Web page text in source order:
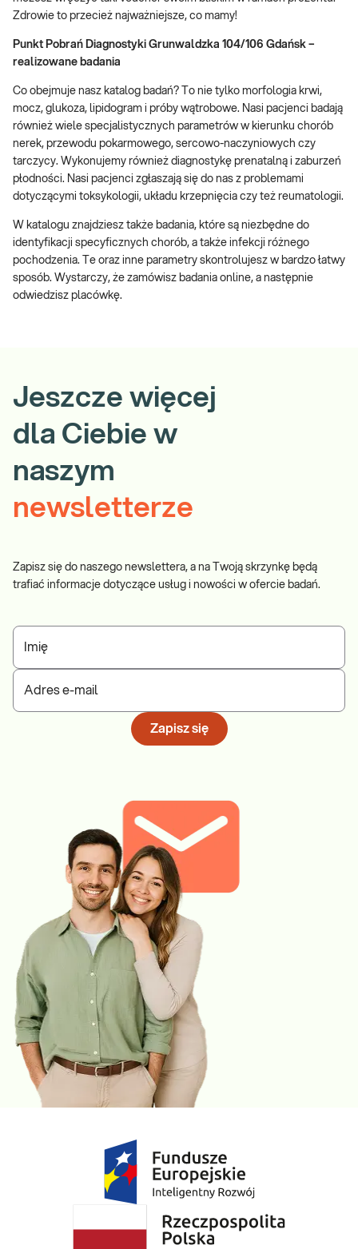
Zdrowie to przecież najważniejsze, co mamy!
Punkt Pobrań Diagnostyki Grunwaldzka 104/106 Gdańsk –
realizowane badania
Co obejmuje nasz katalog badań? To nie tylko morfologia krwi,
mocz, glukoza, lipidogram i próby wątrobowe. Nasi pacjenci badają
również wiele specjalistycznych parametrów w kierunku chorób
nerek, przewodu pokarmowego, sercowo-naczyniowych czy
tarczycy. Wykonujemy również diagnostykę prenatalną i zaburzeń
płodności. Nasi pacjenci zgłaszają się do nas z problemami
dotyczącymi toksykologii, układu krzepnięcia czy też reumatologii.
W katalogu znajdziesz także badania, które są niezbędne do
identyfikacji specyficznych chorób, a także infekcji różnego
pochodzenia. Te oraz inne parametry skontrolujesz w bardzo łatwy
sposób. Wystarczy, że zamówisz badania online, a następnie
odwiedzisz placówkę.
Jeszcze więcej
dla Ciebie w
naszym
newsletterze
Zapisz się do naszego newslettera, a na Twoją skrzynkę będą
trafiać informacje dotyczące usług i nowości w ofercie badań.
Imię
Adres e-mail
Zapisz się